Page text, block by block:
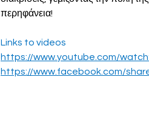
περηφάνεια!
Links to videos
https://www.youtube.com/
https://www.facebook.com/